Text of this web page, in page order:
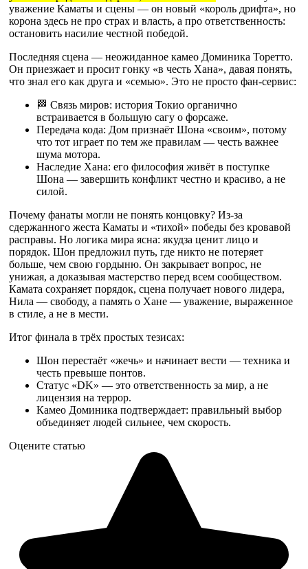
уважение Каматы и сцены — он новый «король дрифта», но
корона здесь не про страх и власть, а про ответственность:
остановить насилие честной победой.
Последняя сцена — неожиданное камео Доминика Торетто.
Он приезжает и просит гонку «в честь Хана», давая понять,
что знал его как друга и «семью». Это не просто фан-сервис:
🏁 Связь миров: история Токио органично
встраивается в большую сагу о форсаже.
Передача кода: Дом признаёт Шона «своим», потому
что тот играет по тем же правилам — честь важнее
шума мотора.
Наследие Хана: его философия живёт в поступке
Шона — завершить конфликт честно и красиво, а не
силой.
Почему фанаты могли не понять концовку? Из‑за
сдержанного жеста Каматы и «тихой» победы без кровавой
расправы. Но логика мира ясна: якудза ценит лицо и
порядок. Шон предложил путь, где никто не потеряет
больше, чем свою гордыню. Он закрывает вопрос, не
унижая, а доказывая мастерство перед всем сообществом.
Камата сохраняет порядок, сцена получает нового лидера,
Нила — свободу, а память о Хане — уважение, выраженное
в стиле, а не в мести.
Итог финала в трёх простых тезисах:
Шон перестаёт «жечь» и начинает вести — техника и
честь превыше понтов.
Статус «DK» — это ответственность за мир, а не
лицензия на террор.
Камео Доминика подтверждает: правильный выбор
объединяет людей сильнее, чем скорость.
Оцените статью